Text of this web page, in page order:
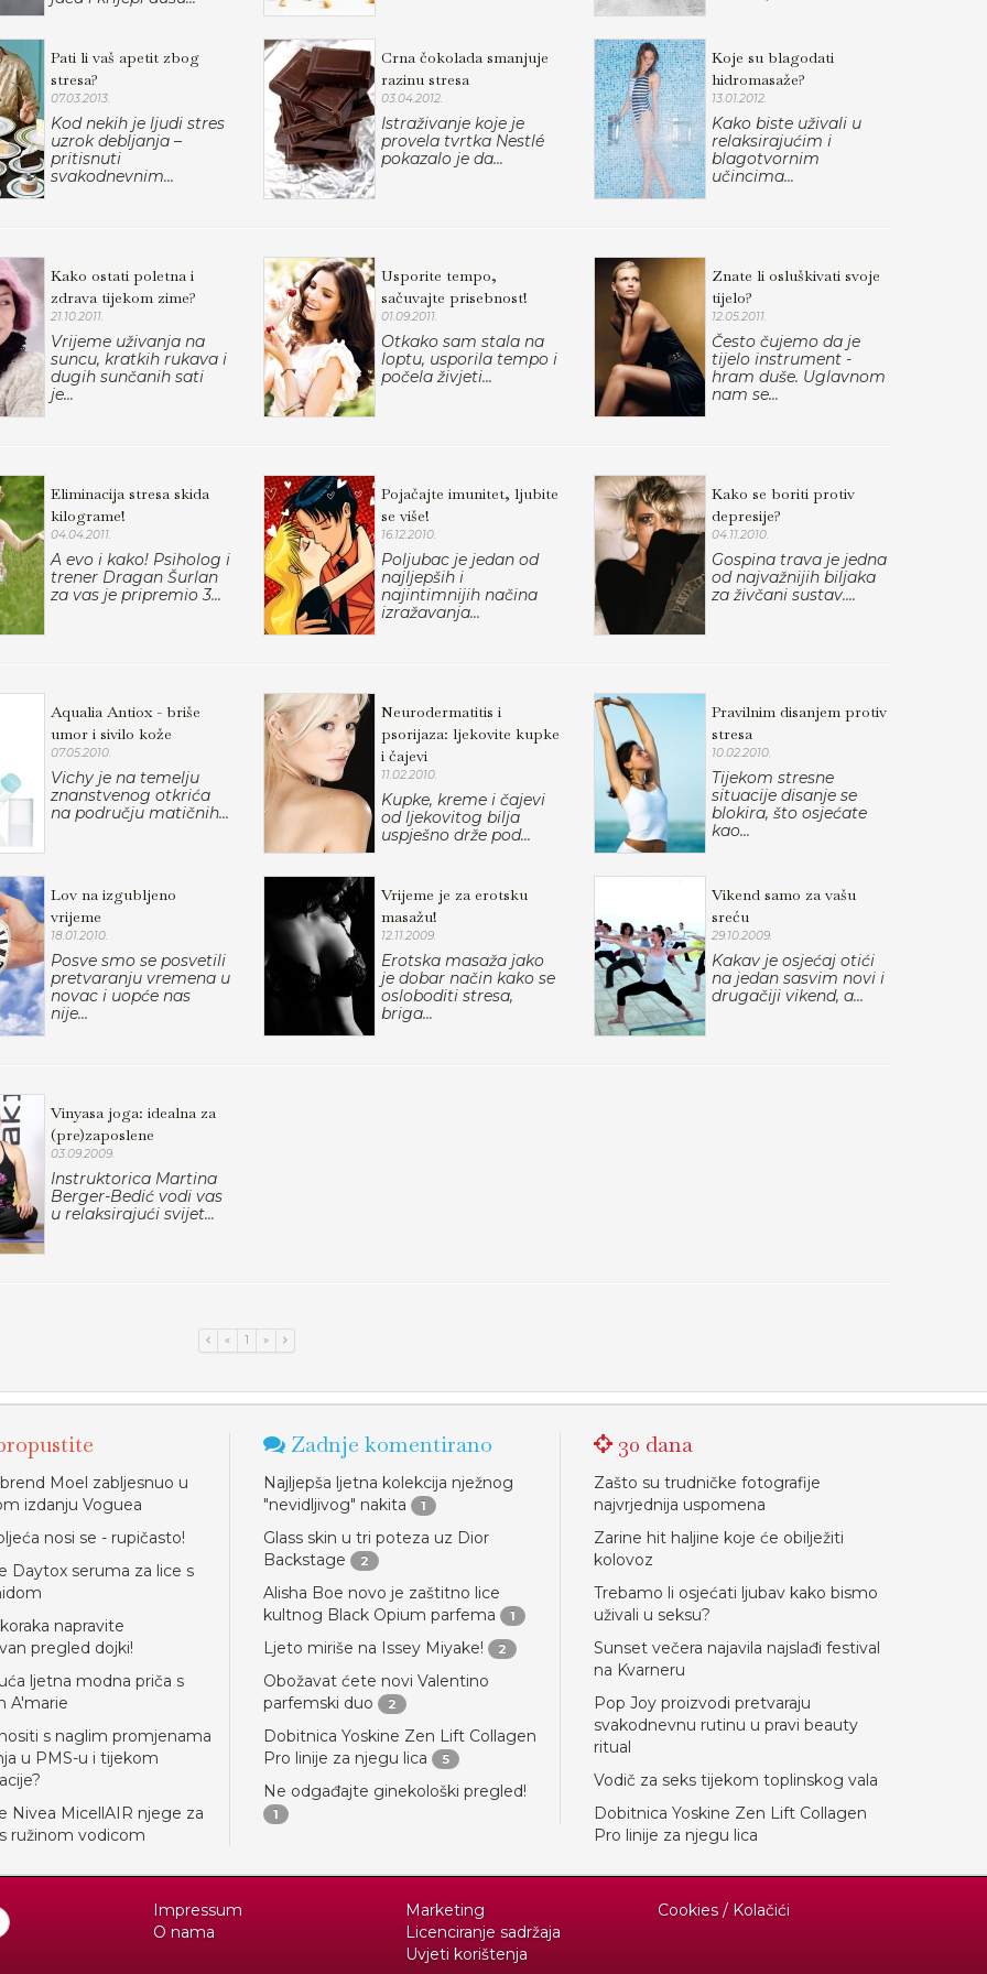
Pati li vaš apetit zbog
stresa?
07.03.2013.
Kod nekih je ljudi stres
uzrok debljanja –
pritisnuti
svakodnevnim...
Crna čokolada smanjuje
razinu stresa
03.04.2012.
Istraživanje koje je
provela tvrtka Nestlé
pokazalo je da...
Koje su blagodati
hidromasaže?
13.01.2012.
Kako biste uživali u
relaksirajućim i
blagotvornim
učincima...
Kako ostati poletna i
zdrava tijekom zime?
21.10.2011.
Vrijeme uživanja na
suncu, kratkih rukava i
dugih sunčanih sati
je...
Usporite tempo,
sačuvajte prisebnost!
01.09.2011.
Otkako sam stala na
loptu, usporila tempo i
počela živjeti...
Znate li osluškivati svoje
tijelo?
12.05.2011.
Često čujemo da je
tijelo instrument -
hram duše. Uglavnom
nam se...
Eliminacija stresa skida
kilograme!
04.04.2011.
A evo i kako! Psiholog i
trener Dragan Šurlan
za vas je pripremio 3...
Pojačajte imunitet, ljubite
se više!
16.12.2010.
Poljubac je jedan od
najljepših i
najintimnijih načina
izražavanja...
Kako se boriti protiv
depresije?
04.11.2010.
Gospina trava je jedna
od najvažnijih biljaka
za živčani sustav....
Aqualia Antiox - briše
umor i sivilo kože
07.05.2010.
Vichy je na temelju
znanstvenog otkrića
na području matičnih...
Neurodermatitis i
psorijaza: ljekovite kupke
i čajevi
11.02.2010.
Kupke, kreme i čajevi
od ljekovitog bilja
uspješno drže pod...
Pravilnim disanjem protiv
stresa
10.02.2010.
Tijekom stresne
situacije disanje se
blokira, što osjećate
kao...
Lov na izgubljeno
vrijeme
18.01.2010.
Posve smo se posvetili
pretvaranju vremena u
novac i uopće nas
nije...
Vrijeme je za erotsku
masažu!
12.11.2009.
Erotska masaža jako
je dobar način kako se
osloboditi stresa,
briga...
Vikend samo za vašu
sreću
29.10.2009.
Kakav je osjećaj otići
na jedan sasvim novi i
drugačiji vikend, a...
Vinyasa joga: idealna za
(pre)zaposlene
03.09.2009.
Instruktorica Martina
Berger-Bedić vodi vas
u relaksirajući svijet...
« 1 »
Moel zabljesnuo u
izdanju Voguea
nosi se - rupičasto!
Daytox seruma za lice s
napravite
pregled dojki!
ljetna modna priča s
A'marie
s naglim promjenama
u PMS-u i tijekom
Nivea MicellAIR njege za
ružinom vodicom
Zadnje komentirano
Najljepša ljetna kolekcija nježnog
"nevidljivog" nakita
1
Glass skin u tri poteza uz Dior
Backstage
2
Alisha Boe novo je zaštitno lice
kultnog Black Opium parfema
1
Ljeto miriše na Issey Miyake! 2
Obožavat ćete novi Valentino
parfemski duo
2
Dobitnica Yoskine Zen Lift Collagen
Pro linije za njegu lica
5
Ne odgađajte ginekološki pregled!
1
30 dana
Zašto su trudničke fotografije
najvrjednija uspomena
Zarine hit haljine koje će obilježiti
kolovoz
Trebamo li osjećati ljubav kako bismo
uživali u seksu?
Sunset večera najavila najslađi festival
na Kvarneru
Pop Joy proizvodi pretvaraju
svakodnevnu rutinu u pravi beauty
ritual
Vodič za seks tijekom toplinskog vala
Dobitnica Yoskine Zen Lift Collagen
Pro linije za njegu lica
Impressum
O nama
Marketing
Licenciranje sadržaja
Uvjeti korištenja
Cookies / Kolačići